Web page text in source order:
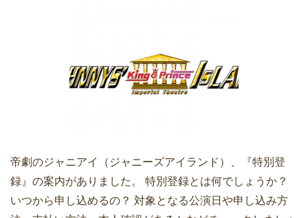
帝劇のジャニアイ（ジャニーズアイランド）、『特別登
録』の案内がありました。 特別登録とは何でしょうか？
いつから申し込めるの？ 対象となる公演日や申し込み方